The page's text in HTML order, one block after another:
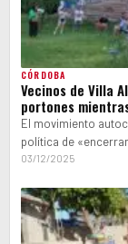
CÓRDOBA
Vecinos de Villa
portones
El movimiento
política de
definitiva. Este
03/12/2025